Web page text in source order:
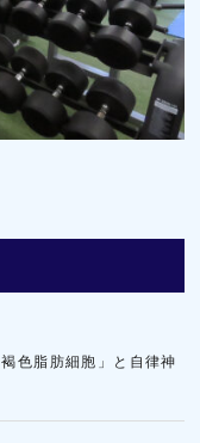
色脂肪細胞」と自律神